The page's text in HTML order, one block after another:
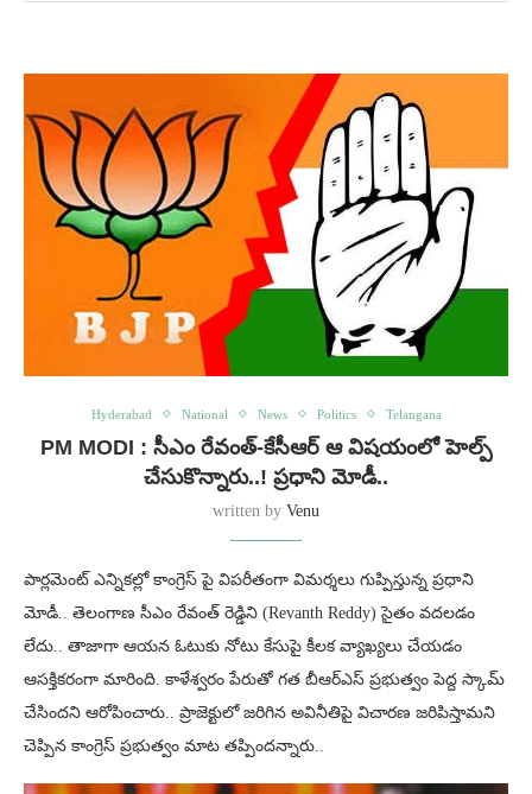
Hyderabad National News Politics Telangana
PM MODI : సీఎం రేవంత్-కేసీఆర్ ఆ విషయంలో హెల్ప్
చేసుకొన్నారు..! ప్రధాని మోడీ..
written by Venu
పార్లమెంట్ ఎన్నికల్లో కాంగ్రెస్ పై విపరీతంగా విమర్శలు గుప్పిస్తున్న ప్రధాని
మోడీ.. తెలంగాణ సీఎం రేవంత్ రెడ్డిని (Revanth Reddy) సైతం వదలడం
లేదు.. తాజాగా ఆయన ఓటుకు నోటు కేసుపై కీలక వ్యాఖ్యలు చేయడం
ఆసక్తికరంగా మారింది. కాళేశ్వరం పేరుతో గత బీఆర్ఎస్ ప్రభుత్వం పెద్ద స్కామ్
చేసిందని ఆరోపించారు.. ప్రాజెక్టులో జరిగిన అవినీతిపై విచారణ జరిపిస్తామని
చెప్పిన కాంగ్రెస్ ప్రభుత్వం మాట తప్పిందన్నారు..